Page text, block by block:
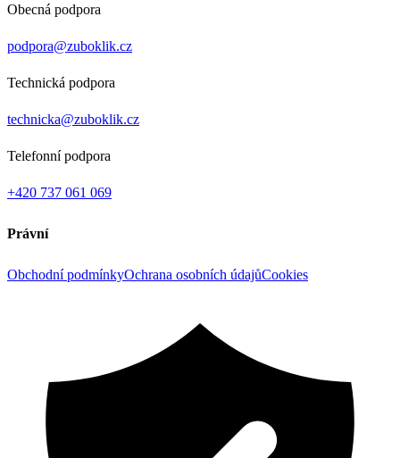
Obecná podpora
podpora@zuboklik.cz
Technická podpora
technicka@zuboklik.cz
Telefonní podpora
+420 737 061 069
Právní
Obchodní podmínkyOchrana osobních údajůCookies